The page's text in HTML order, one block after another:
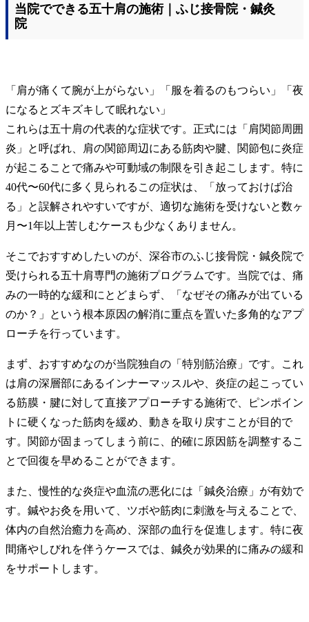
当院でできる五十肩の施術｜ふじ接骨院・鍼灸
院
「肩が痛くて腕が上がらない」「服を着るのもつらい」「夜
になるとズキズキして眠れない」
これらは五十肩の代表的な症状です。正式には「肩関節周囲
炎」と呼ばれ、肩の関節周辺にある筋肉や腱、関節包に炎症
が起こることで痛みや可動域の制限を引き起こします。特に
40代〜60代に多く見られるこの症状は、「放っておけば治
る」と誤解されやすいですが、適切な施術を受けないと数ヶ
月〜1年以上苦しむケースも少なくありません。
そこでおすすめしたいのが、深谷市のふじ接骨院・鍼灸院で
受けられる五十肩専門の施術プログラムです。当院では、痛
みの一時的な緩和にとどまらず、「なぜその痛みが出ている
のか？」という根本原因の解消に重点を置いた多角的なアプ
ローチを行っています。
まず、おすすめなのが当院独自の「特別筋治療」です。これ
は肩の深層部にあるインナーマッスルや、炎症の起こってい
る筋膜・腱に対して直接アプローチする施術で、ピンポイン
トに硬くなった筋肉を緩め、動きを取り戻すことが目的で
す。関節が固まってしまう前に、的確に原因筋を調整するこ
とで回復を早めることができます。
また、慢性的な炎症や血流の悪化には「鍼灸治療」が有効で
す。鍼やお灸を用いて、ツボや筋肉に刺激を与えることで、
体内の自然治癒力を高め、深部の血行を促進します。特に夜
間痛やしびれを伴うケースでは、鍼灸が効果的に痛みの緩和
をサポートします。